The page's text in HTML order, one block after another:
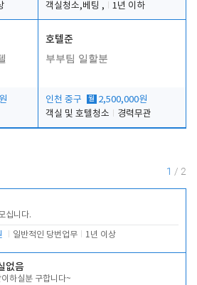
객실청소,베팅 ,
1년 이하
호텔준
부부팀 일할분
인천 중구 월 2,500,000원
객실 및 호텔청소
경력무관
1 / 2
십니다.
일반적인 당번업무 1년 이상
없음
하실분 구합니다~